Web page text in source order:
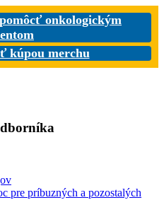
onkologickým
kúpou merchu
pre príbuzných a pozostalých